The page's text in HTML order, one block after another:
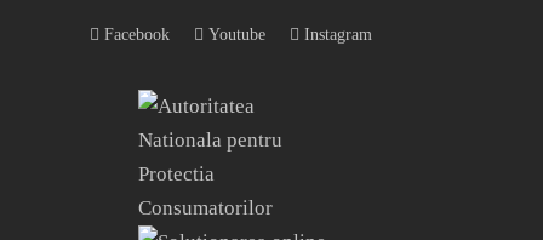
Facebook Youtube Instagram